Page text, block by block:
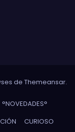
de Themeansar.
°NOVEDADES°
CURIOSO